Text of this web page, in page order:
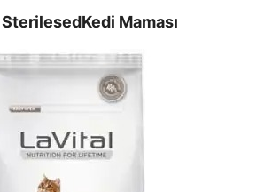
SterilesedKedi Maması